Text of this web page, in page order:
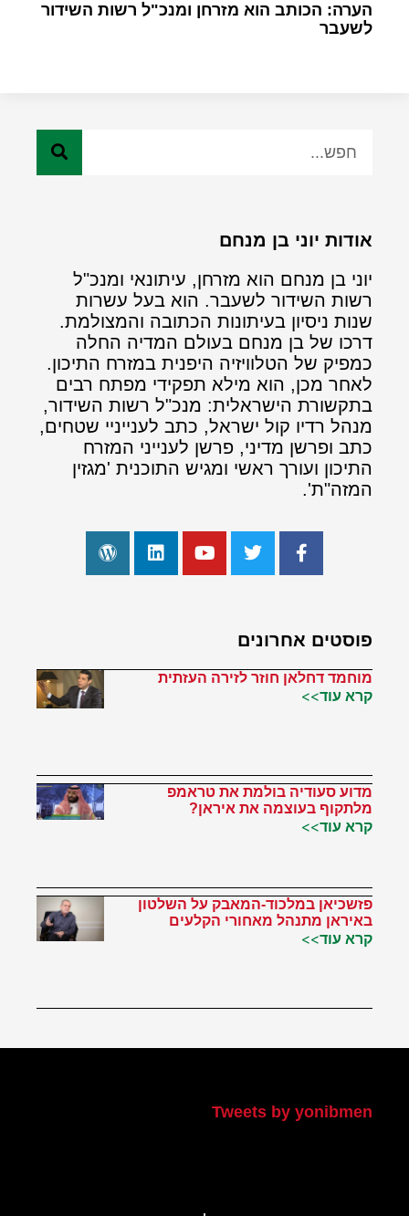
הערה: הכותב הוא מזרחן ומנכ"ל רשות השידור
לשעבר
אודות יוני בן מנחם
יוני בן מנחם הוא מזרחן, עיתונאי ומנכ"ל
רשות השידור לשעבר. הוא בעל עשרות
שנות ניסיון בעיתונות הכתובה והמצולמת.
דרכו של בן מנחם בעולם המדיה החלה
כמפיק של הטלוויזיה היפנית במזרח התיכון.
לאחר מכן, הוא מילא תפקידי מפתח רבים
בתקשורת הישראלית: מנכ"ל רשות השידור,
מנהל רדיו קול ישראל, כתב לענייניי שטחים,
כתב ופרשן מדיני, פרשן לענייני המזרח
התיכון ועורך ראשי ומגיש התוכנית 'מגזין
המזה"ת'.
פוסטים אחרונים
מוחמד דחלאן חוזר לזירה העזתית
קרא עוד>>
מדוע סעודיה בולמת את טראמפ
מלתקוף בעוצמה את איראן?
קרא עוד>>
פזשכיאן במלכוד-המאבק על השלטון
באיראן מתנהל מאחורי הקלעים
קרא עוד>>
Tweets by yonibmen